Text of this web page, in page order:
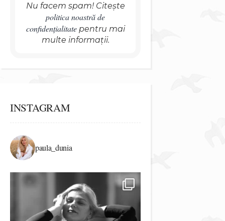
Nu facem spam! Citește
politica noastră de
confidențialitatepentru mai
multe informații.
INSTAGRAM
paula_dunia